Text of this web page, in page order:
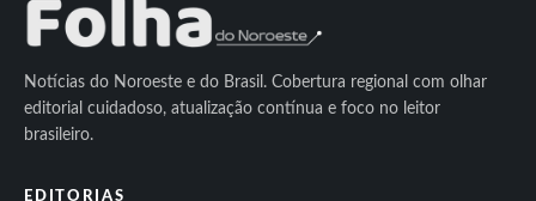
Notícias do Noroeste e do Brasil. Cobertura regional com olhar
editorial cuidadoso, atualização contínua e foco no leitor
brasileiro.
EDITORIAS